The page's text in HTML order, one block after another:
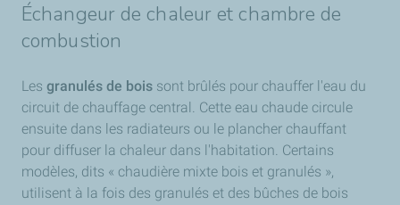
Échangeur de chaleur et chambre de
combustion
Les granulés de bois sont brûlés pour chauffer l'eau du
circuit de chauffage central. Cette eau chaude circule
ensuite dans les radiateurs ou le plancher chauffant
pour diffuser la chaleur dans l'habitation. Certains
modèles, dits « chaudière mixte bois et granulés »,
utilisent à la fois des granulés et des bûches de bois